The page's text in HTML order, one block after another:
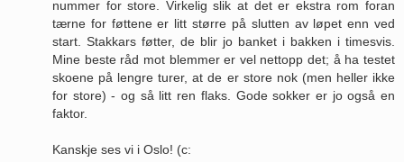
nummer for store. Virkelig slik at det er ekstra rom foran
tærne for føttene er litt større på slutten av løpet enn ved
start. Stakkars føtter, de blir jo banket i bakken i timesvis.
Mine beste råd mot blemmer er vel nettopp det; å ha testet
skoene på lengre turer, at de er store nok (men heller ikke
for store) - og så litt ren flaks. Gode sokker er jo også en
faktor.
Kanskje ses vi i Oslo! (c: